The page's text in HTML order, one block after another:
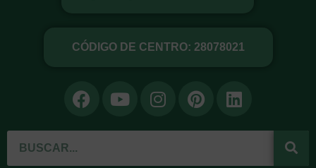
CÓDIGO DE CENTRO: 28078021
F
a
Y
o
I
n
P
i
L
i